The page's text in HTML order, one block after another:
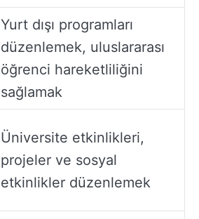
Yurt dışı programları
düzenlemek, uluslararası
öğrenci hareketliliğini
sağlamak
Üniversite etkinlikleri,
projeler ve sosyal
etkinlikler düzenlemek